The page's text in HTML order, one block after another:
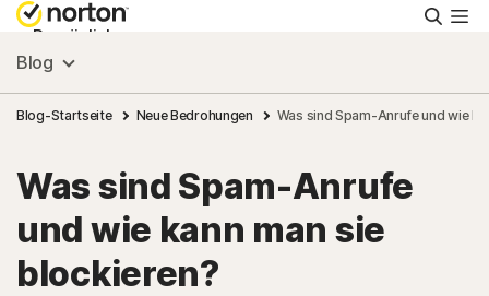
Persönlich
Small Business
Ressourcen
Support
Blog
Blog-Startseite Neue Bedrohungen Was sind Spam-Anrufe und wie
Was sind Spam-Anrufe
und wie kann man sie
blockieren?